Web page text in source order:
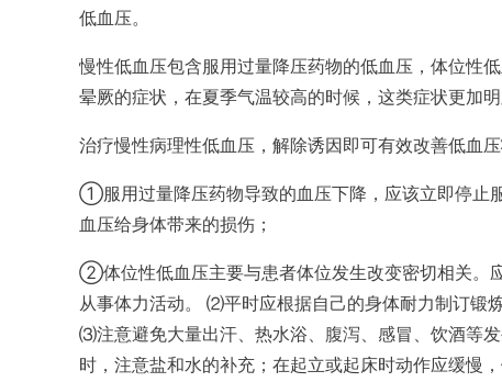
低血压。
慢性低血压包含服用过量降压药物的低血压，体位性
晕厥的症状，在夏季气温较高的时候，这类症状更加
治疗慢性病理性低血压，解除诱因即可有效改善低血压
①服用过量降压药物导致的血压下降，应该立即停止
血压给身体带来的损伤；
②体位性低血压主要与患者体位发生改变密切相关。
从事体力活动。 ⑵平时应根据自己的身体耐力制订锻
⑶注意避免大量出汗、热水浴、腹泻、感冒、饮酒等
时，注意盐和水的补充；在起立或起床时动作应缓慢